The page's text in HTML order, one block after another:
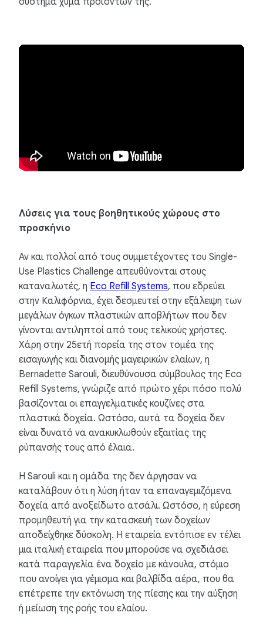
Λύσεις για τους βοηθητικούς χώρους στο
προσκήνιο
Αν και πολλοί από τους συμμετέχοντες του Single-
Use Plastics Challenge απευθύνονται στους
καταναλωτές, η Eco Refill Systems, που εδρεύει
στην Καλιφόρνια, έχει δεσμευτεί στην εξάλειψη των
μεγάλων όγκων πλαστικών αποβλήτων που δεν
γίνονται αντιληπτοί από τους τελικούς χρήστες.
Χάρη στην 25ετή πορεία της στον τομέα της
εισαγωγής και διανομής μαγειρικών ελαίων, η
Bernadette Sarouli, διευθύνουσα σύμβουλος της Eco
Refill Systems, γνώριζε από πρώτο χέρι πόσο πολύ
βασίζονται οι επαγγελματικές κουζίνες στα
πλαστικά δοχεία. Ωστόσο, αυτά τα δοχεία δεν
είναι δυνατό να ανακυκλωθούν εξαιτίας της
ρύπανσής τους από έλαια.
Η Sarouli και η ομάδα της δεν άργησαν να
καταλάβουν ότι η λύση ήταν τα επαναγεμιζόμενα
δοχεία από ανοξείδωτο ατσάλι. Ωστόσο, η εύρεση
προμηθευτή για την κατασκευή των δοχείων
αποδείχθηκε δύσκολη. Η εταιρεία εντόπισε εν τέλει
μια ιταλική εταιρεία που μπορούσε να σχεδιάσει
κατά παραγγελία ένα δοχείο με κάνουλα, στόμιο
που ανοίγει για γέμισμα και βαλβίδα αέρα, που θα
επέτρεπε την εκτόνωση της πίεσης και την αύξηση
ή μείωση της ροής του ελαίου.